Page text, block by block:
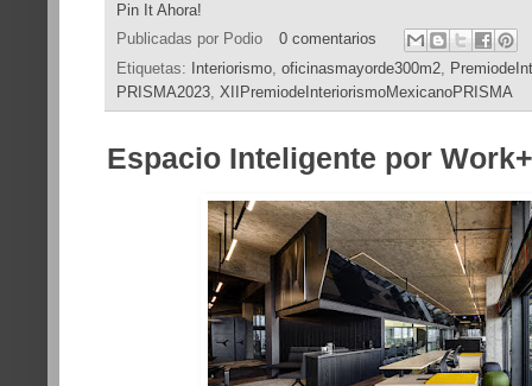
Pin It Ahora!
Publicadas por Podio
0 comentarios
Etiquetas:
Interiorismo oficinasmayorde300m2
PRISMA2023 XIIPremiodeInteriorismoMexicanoPRISMA
Espacio Inteligente por